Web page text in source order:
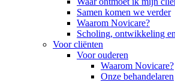
Samen komen we verder
Waarom Novicare?
Scholing, ontwikkeling
Voor cliënten
Voor ouderen
Waarom Novicare?
Onze behandelaren